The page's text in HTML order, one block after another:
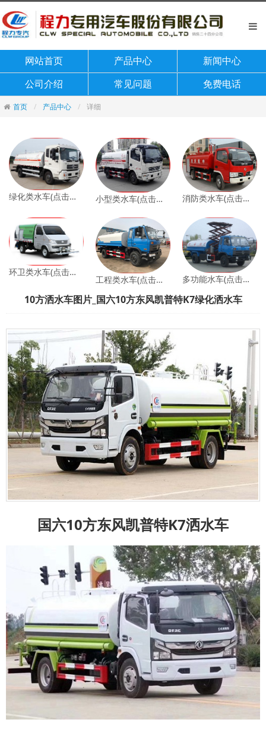
网站首页 产品中心
新闻中心
公司介绍
常见问题 免费电话
首页 产品中心 详细
绿化类水车(点击查看) 小型类水车(点击查看) 消防类水车(点击查看)
环卫类水车(点击查看)
工程类水车(点击查看) 多功能水车(点击查看)
10方洒水车图片_国六10方东风凯普特K7绿化洒水车
国六10方东风凯普特K7洒水车